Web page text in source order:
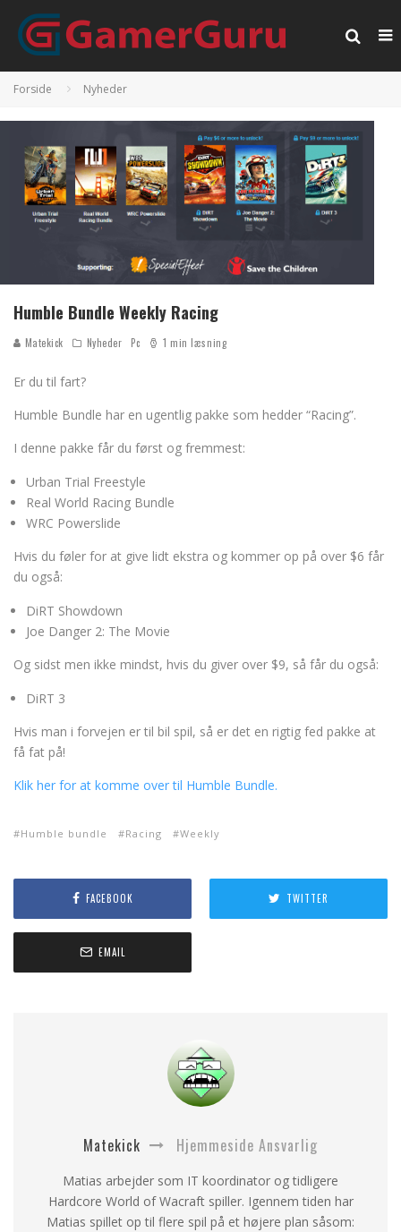
Forside Nyheder
Humble Bundle Weekly Racing
Matekick Nyheder Pc 1 min læsning
Er du til fart?
Humble Bundle har en ugentlig pakke som hedder “Racing”.
I denne pakke får du først og fremmest:
Urban Trial Freestyle
Real World Racing Bundle
WRC Powerslide
Hvis du føler for at give lidt ekstra og kommer op på over $6 får
du også:
DiRT Showdown
Joe Danger 2: The Movie
Og sidst men ikke mindst, hvis du giver over $9, så får du også:
DiRT 3
Hvis man i forvejen er til bil spil, så er det en rigtig fed pakke at
få fat på!
Klik her for at komme over til Humble Bundle.
Humble bundle Racing Weekly
FACEBOOK TWITTER
EMAIL
Matekick Hjemmeside Ansvarlig
Matias arbejder som IT koordinator og tidligere
Hardcore World of Wacraft spiller. Igennem tiden har
Matias spillet op til flere spil på et højere plan såsom: